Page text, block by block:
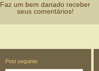
Faz um bem danado receber
seus comentários!
Post seguinte